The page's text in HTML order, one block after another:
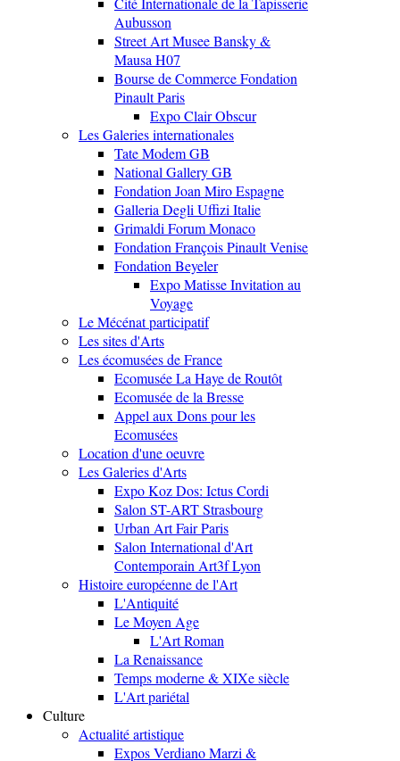
Aubusson
Street Art Musee Bansky &
Mausa H07
Bourse de Commerce Fondation
Pinault Paris
Expo Clair Obscur
Les Galeries internationales
Tate Modem GB
National Gallery GB
Fondation Joan Miro Espagne
Galleria Degli Uffizi Italie
Grimaldi Forum Monaco
Fondation François Pinault Venise
Fondation Beyeler
Expo Matisse Invitation au
Voyage
Le Mécénat participatif
Les sites d'Arts
Les écomusées de France
Ecomusée La Haye de Routôt
Ecomusée de la Bresse
Appel aux Dons pour les
Ecomusées
Location d'une oeuvre
Les Galeries d'Arts
Expo Koz Dos: Ictus Cordi
Salon ST-ART Strasbourg
Urban Art Fair Paris
Salon International d'Art
Contemporain Art3f Lyon
Histoire européenne de l'Art
L'Antiquité
Le Moyen Age
L'Art Roman
La Renaissance
Temps moderne & XIXe siècle
L'Art pariétal
Culture
Actualité artistique
Expos Verdiano Marzi &